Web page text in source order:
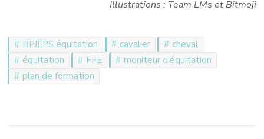
Illustrations : Team LMs et Bitmoji
BPJEPS équitation cavalier
cheval
équitation
FFE
moniteur d'équitation
plan de formation